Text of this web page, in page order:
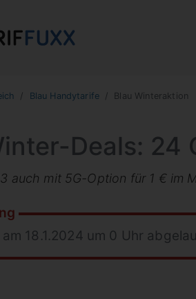
Blau Handytarife Blau Winteraktion
Deals: 24
auch mit 5G-Option für 1 € im
18.1.2024 um 0 Uhr